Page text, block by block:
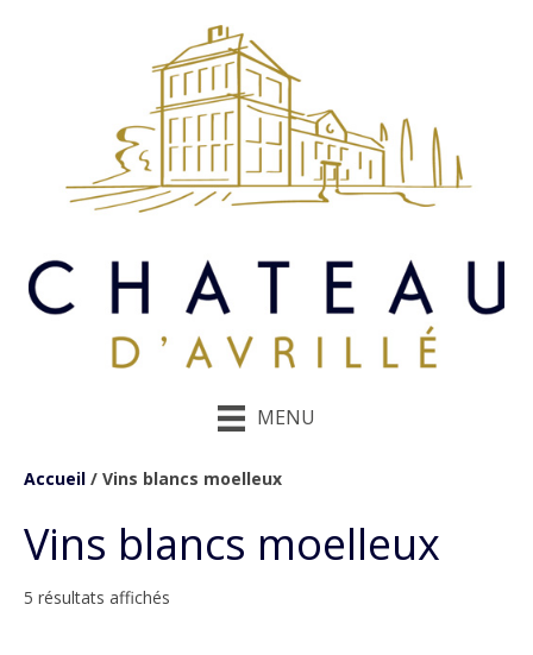
MENU
Accueil / Vins blancs moelleux
Vins blancs moelleux
5 résultats affichés